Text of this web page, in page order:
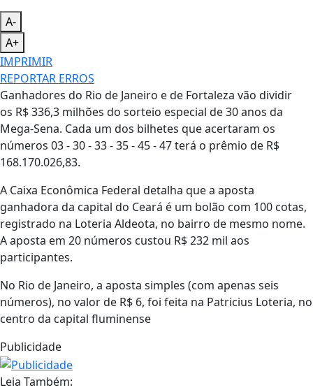
A-
A+
IMPRIMIR
REPORTAR ERROS
Ganhadores do Rio de Janeiro e de Fortaleza vão dividir
os R$ 336,3 milhões do sorteio especial de 30 anos da
Mega-Sena. Cada um dos bilhetes que acertaram os
números 03 - 30 - 33 - 35 - 45 - 47 terá o prêmio de R$
168.170.026,83.
A Caixa Econômica Federal detalha que a aposta
ganhadora da capital do Ceará é um bolão com 100 cotas,
registrado na Loteria Aldeota, no bairro de mesmo nome.
A aposta em 20 números custou R$ 232 mil aos
participantes.
No Rio de Janeiro, a aposta simples (com apenas seis
números), no valor de R$ 6, foi feita na Patricius Loteria, no
centro da capital fluminense
Publicidade
Leia Também: